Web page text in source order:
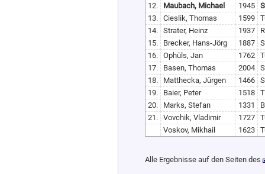
12.
Maubach, Michael 1945
13.
Cieslik, Thomas 1599
14.
Strater, Heinz 1937
15.
Brecker, Hans-Jörg 1887
16.
Ophüls, Jan 1762
17.
Basen, Thomas 2004
18.
Matthecka, Jürgen 1466
19.
Baier, Peter 1518
20.
Marks, Stefan 1331
21.
Vovchik, Vladimir 1727
Voskov, Mikhail
1623
Alle Ergebnisse auf den Seiten des